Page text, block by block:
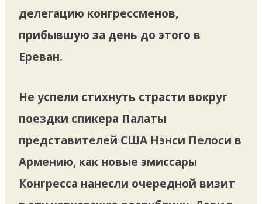
делегацию конгрессменов,
прибывшую за день до этого в
Ереван.
Не успели стихнуть страсти вокруг
поездки спикера Палаты
представителей США Нэнси Пелоси в
Армению, как новые эмиссары
Конгресса нанесли очередной визит